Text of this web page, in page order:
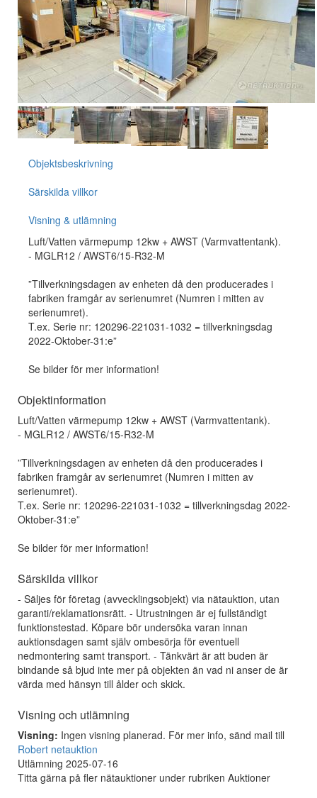
Objektsbeskrivning
Särskilda villkor
Visning & utlämning
Luft/Vatten värmepump 12kw + AWST (Varmvattentank).
- MGLR12 / AWST6/15-R32-M
”Tillverkningsdagen av enheten då den producerades i
fabriken framgår av serienumret (Numren i mitten av
serienumret).
T.ex. Serie nr: 120296-221031-1032 = tillverkningsdag
2022-Oktober-31:e”
Se bilder för mer information!
Objektinformation
Luft/Vatten värmepump 12kw + AWST (Varmvattentank).
- MGLR12 / AWST6/15-R32-M
”Tillverkningsdagen av enheten då den producerades i
fabriken framgår av serienumret (Numren i mitten av
serienumret).
T.ex. Serie nr: 120296-221031-1032 = tillverkningsdag 2022-
Oktober-31:e”
Se bilder för mer information!
Särskilda villkor
- Säljes för företag (avvecklingsobjekt) via nätauktion, utan
garanti/reklamationsrätt. - Utrustningen är ej fullständigt
funktionstestad. Köpare bör undersöka varan innan
auktionsdagen samt själv ombesörja för eventuell
nedmontering samt transport. - Tänkvärt är att buden är
bindande så bjud inte mer på objekten än vad ni anser de är
värda med hänsyn till ålder och skick.
Visning och utlämning
Visning: Ingen visning planerad. För mer info, sänd mail till
Robert netauktion
Utlämning 2025-07-16
Titta gärna på fler nätauktioner under rubriken Auktioner